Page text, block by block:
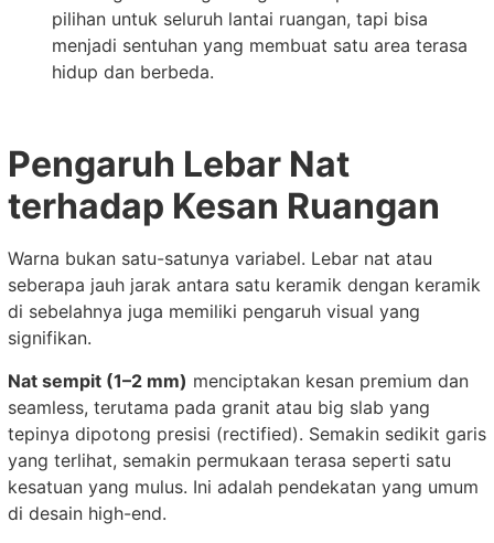
pilihan untuk seluruh lantai ruangan, tapi bisa
menjadi sentuhan yang membuat satu area terasa
hidup dan berbeda.
Pengaruh Lebar Nat
terhadap Kesan Ruangan
Warna bukan satu-satunya variabel. Lebar nat atau
seberapa jauh jarak antara satu keramik dengan keramik
di sebelahnya juga memiliki pengaruh visual yang
signifikan.
Nat sempit (1–2 mm) menciptakan kesan premium dan
seamless, terutama pada granit atau big slab yang
tepinya dipotong presisi (rectified). Semakin sedikit garis
yang terlihat, semakin permukaan terasa seperti satu
kesatuan yang mulus. Ini adalah pendekatan yang umum
di desain high-end.